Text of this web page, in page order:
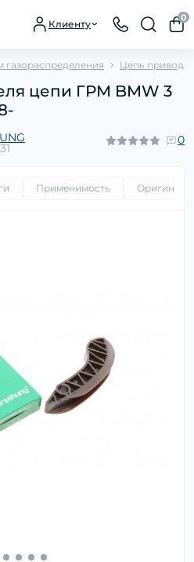
Клиенту
0
газораспределения Цепь привода
цепи ГРМ BMW 3
0
Применимость